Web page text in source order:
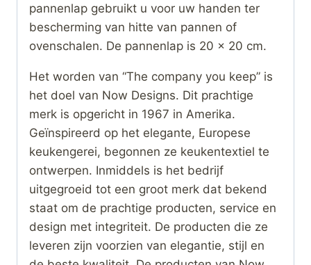
pannenlap gebruikt u voor uw handen ter
bescherming van hitte van pannen of
ovenschalen. De pannenlap is 20 x 20 cm.
Het worden van “The company you keep” is
het doel van Now Designs. Dit prachtige
merk is opgericht in 1967 in Amerika.
Geïnspireerd op het elegante, Europese
keukengerei, begonnen ze keukentextiel te
ontwerpen. Inmiddels is het bedrijf
uitgegroeid tot een groot merk dat bekend
staat om de prachtige producten, service en
design met integriteit. De producten die ze
leveren zijn voorzien van elegantie, stijl en